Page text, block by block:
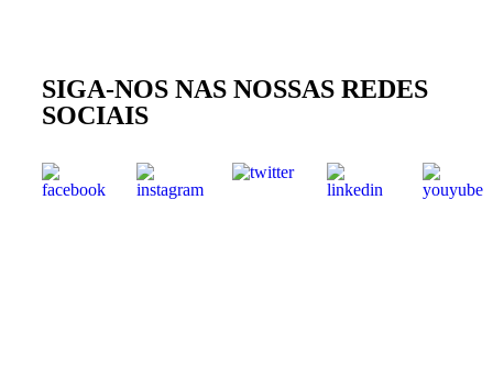
SIGA-NOS NAS NOSSAS REDES
SOCIAIS